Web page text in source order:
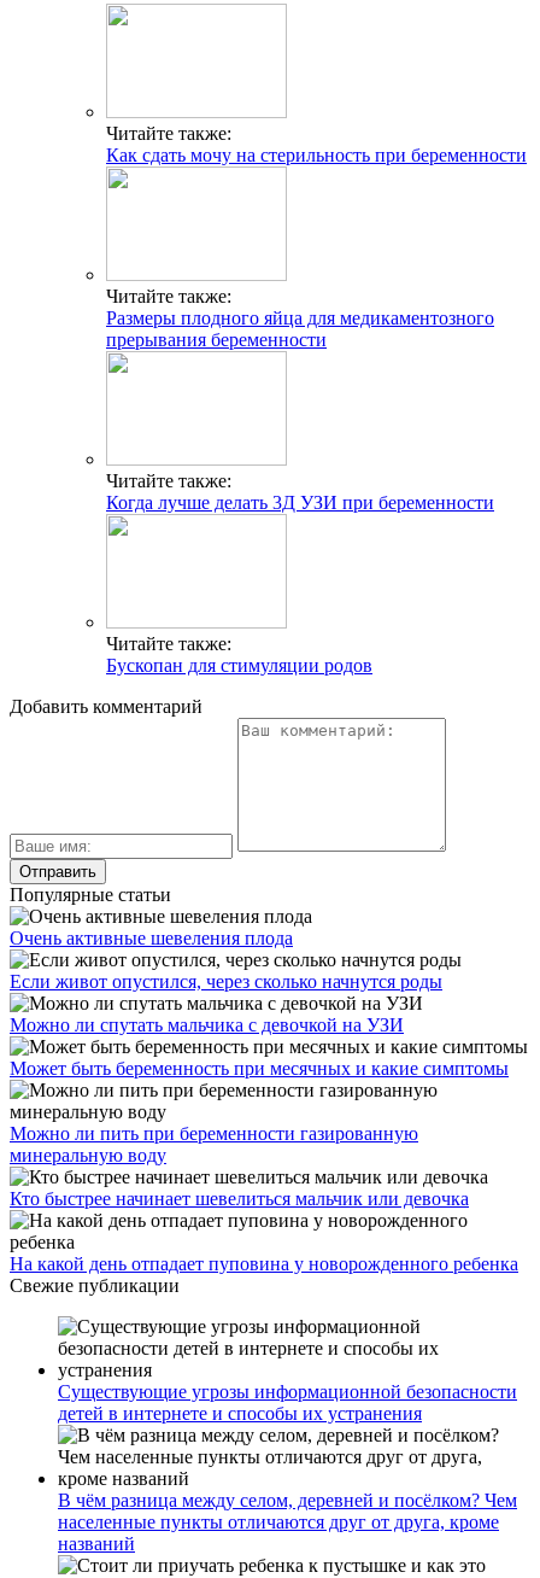
Читайте также:
Как сдать мочу на стерильность при беременности
Читайте также:
Размеры плодного яйца для медикаментозного
прерывания беременности
Читайте также:
Когда лучше делать 3Д УЗИ при беременности
Читайте также:
Бускопан для стимуляции родов
Добавить комментарий
Популярные статьи
Очень активные шевеления плода
Если живот опустился, через сколько начнутся роды
Можно ли спутать мальчика с девочкой на УЗИ
Может быть беременность при месячных и какие симптомы
Можно ли пить при беременности газированную
минеральную воду
Кто быстрее начинает шевелиться мальчик или девочка
На какой день отпадает пуповина у новорожденного ребенка
Свежие публикации
Существующие угрозы информационной безопасности
детей в интернете и способы их устранения
В чём разница между селом, деревней и посёлком? Чем
населенные пункты отличаются друг от друга, кроме
названий